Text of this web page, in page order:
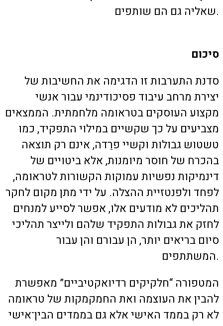
שאליה גם הם שותפים.
סיכום
סדנת התערבות זו הדגימה את החשיבות של
יצירת מרחב עיבוד פסיכודינמי עבור אנשי
מקצוע העוסקים בטראומה מלחמתית. הממצאים
מצביעים על כך שקשיים במילוי התפקיד, כמו
טשטוש גבולות וקשיי פרֵדה, אינם רק תוצאה
בהכרח של חוסר מיומנות, אלא ביטויים של
דינמיקות נפשיות עמוקות הקשורות לטראומה,
לפחד ולפנטזיית ההצלה. על ידי מתן מקום לחקר
תהליכים לא מודעים אלו, אפשר לסייע למנחים
לחזק את גבולות התפקיד שלהם ולייצר תהליכי
סיום בריאים יותר, הן עבורם והן עבור
המשתתפים.
המטפורה “חלקיקים רדיואקטיביים” מאפשרת
להבין את העוצמה ואת החמקמקות של טראומה
לא רק בממד האישי אלא גם בממדים הבין־אישי